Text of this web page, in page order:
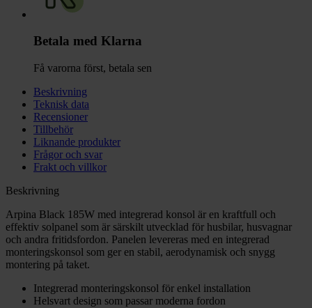
Betala med Klarna
Få varorna först, betala sen
Beskrivning
Teknisk data
Recensioner
Tillbehör
Liknande produkter
Frågor och svar
Frakt och villkor
Beskrivning
Arpina Black 185W med integrerad konsol är en kraftfull och
effektiv solpanel som är särskilt utvecklad för husbilar, husvagnar
och andra fritidsfordon. Panelen levereras med en integrerad
monteringskonsol som ger en stabil, aerodynamisk och snygg
montering på taket.
Integrerad monteringskonsol för enkel installation
Helsvart design som passar moderna fordon